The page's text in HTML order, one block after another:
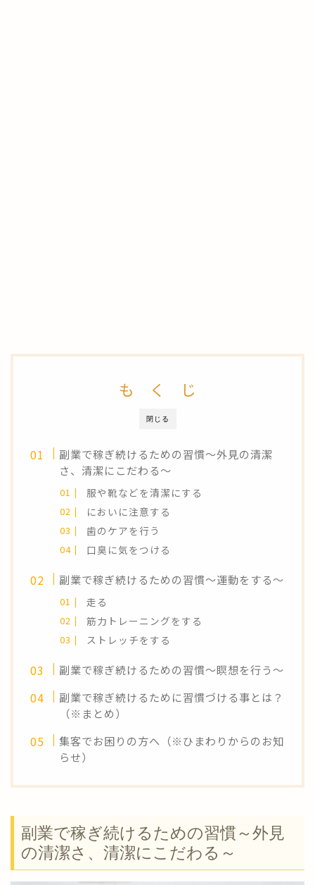
閉じる
も く じ
副業で稼ぎ続けるための習慣～外見の清潔
さ、清潔にこだわる～
服や靴などを清潔にする
においに注意する
歯のケアを行う
口臭に気をつける
副業で稼ぎ続けるための習慣～運動をする～
走る
筋力トレーニングをする
ストレッチをする
副業で稼ぎ続けるための習慣～瞑想を行う～
副業で稼ぎ続けるために習慣づける事とは？
（※まとめ）
集客でお困りの方へ（※ひまわりからのお知
らせ）
副業で稼ぎ続けるための習慣～外見
の清潔さ、清潔にこだわる～